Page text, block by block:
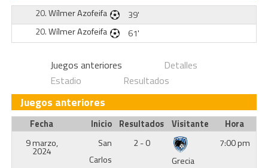
20.Wílmer Azofeifa
39'
20.Wílmer Azofeifa 61'
Juegos anteriores
Detalles
Estadio
Resultados
Juegos anteriores
Fecha Inicio Resultados Visitante
Hora
9 marzo,
2024
San
Carlos
2 - 0
Grecia
7:00 pm